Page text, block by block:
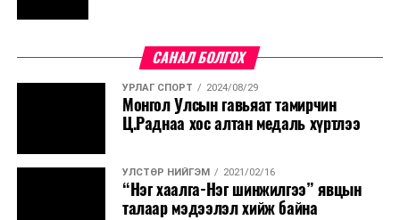
САНАЛ БОЛГОХ
УРЛАГ СПОРТ 2024/08/29
Монгол Улсын гавьяат тамирчин
Ц.Раднаа хос алтан медаль хүртлээ
УЛСТӨР НИЙГЭМ 2021/02/16
“Нэг хаалга-Нэг шинжилгээ” явцын
талаар мэдээлэл хийж байна